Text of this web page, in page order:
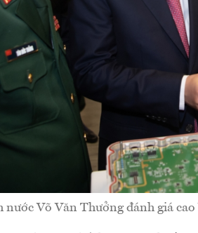
nước Võ Văn Thưởng đánh giá